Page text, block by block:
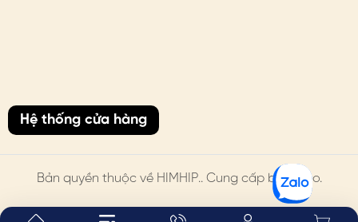
Hệ thống cửa hàng
Bản quyền thuộc về HIMHIP.. Cung cấp bởi Sapo.